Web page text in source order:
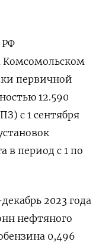
РФ
Комсомольском
первичной
12.590
с 1 сентября
в период с 1 по
2023 года
нефтяного
0,496